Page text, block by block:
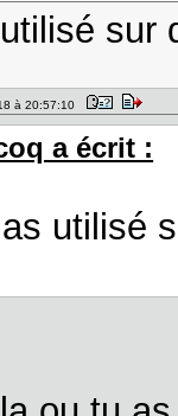
sur
à 20:57:10
a écrit :
utilisé